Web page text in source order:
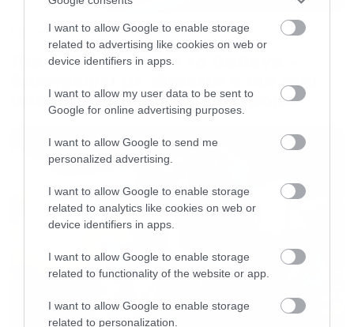
I want to allow Google to enable storage
related to advertising like cookies on web or
device identifiers in apps.
I want to allow my user data to be sent to
Google for online advertising purposes.
I want to allow Google to send me
personalized advertising.
I want to allow Google to enable storage
related to analytics like cookies on web or
device identifiers in apps.
I want to allow Google to enable storage
related to functionality of the website or app.
I want to allow Google to enable storage
related to personalization.
εναλλακτικά takes, bloopers, αλλά και
περισσότερο υλικό που δείχνει πώς φτιάχτηκαν
οι ταινίες σε τεχνικό επίπεδο», λέει. «Μέχρι
στούντιο, γιατί προφανώς μιλάμε για ένα
Η επιστροφή στη Μέση Γη είναι πάντως
δεδομένη, αφού τον Δεκέμβριο του 2027 θα
βγει στις αίθουσες το The Hunt For Gollum, σε
και την ομάδα του να βρίσκονται στην
Movies
The X-Files: I Want to Believe –
Επιστρέφει με director’s cut που
υπόσχεται περισσότερο τρόμο